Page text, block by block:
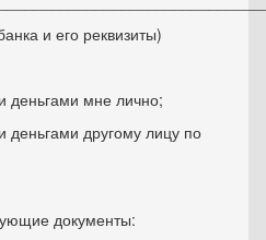
и его реквизиты)
деньгами мне лично;
деньгами другому лицу по
документы: